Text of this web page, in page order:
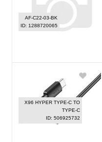
AF-C22-03-BK
ID: 1288720065
X96 HYPER TYPE-C TO
TYPE-C
ID: 506925732